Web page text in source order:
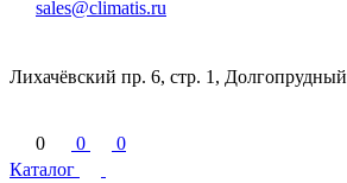
sales@climatis.ru
Лихачёвский пр. 6, стр. 1, Долгопрудный
0 0
0
Каталог